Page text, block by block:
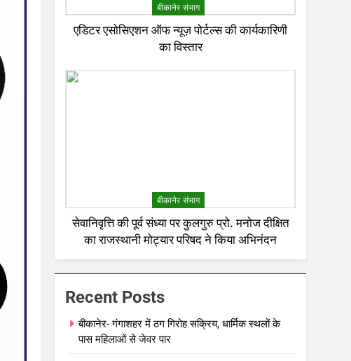
बीकानेर संभाग
एडिटर एसोसिएशन ऑफ न्यूज़ पोर्टल्स की कार्यकारिणी
का विस्तार
बीकानेर संभाग
सेवानिवृत्ति की पूर्व संध्या पर कुलगुरु प्रो. मनोज दीक्षित
का राजस्थानी मोट्यार परिषद ने किया अभिनंदन
Recent Posts
बीकानेर- गंगाशहर में ठग गिरोह सक्रिय, धार्मिक स्थलों के
पास महिलाओं से जेवर पार